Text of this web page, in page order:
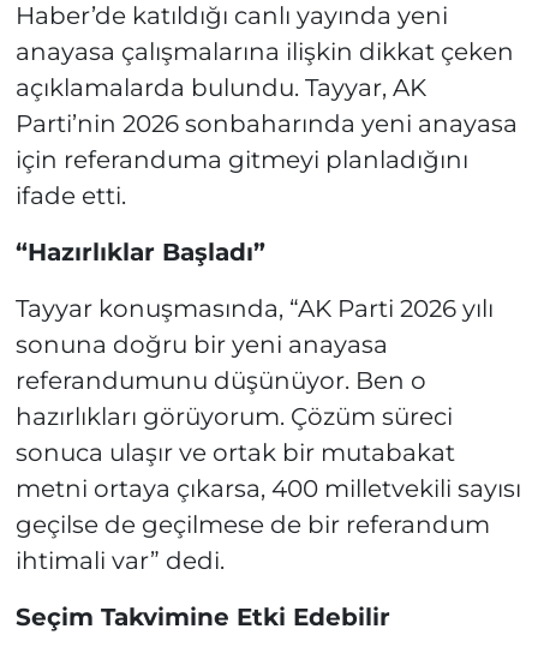
Haber’de katıldığı canlı yayında yeni
anayasa çalışmalarına ilişkin dikkat çeken
açıklamalarda bulundu. Tayyar, AK
Parti’nin 2026 sonbaharında yeni anayasa
için referanduma gitmeyi planladığını
ifade etti.
“Hazırlıklar Başladı”
Tayyar konuşmasında, “AK Parti 2026 yılı
sonuna doğru bir yeni anayasa
referandumunu düşünüyor. Ben o
hazırlıkları görüyorum. Çözüm süreci
sonuca ulaşır ve ortak bir mutabakat
metni ortaya çıkarsa, 400 milletvekili sayısı
geçilse de geçilmese de bir referandum
ihtimali var” dedi.
Seçim Takvimine Etki Edebilir